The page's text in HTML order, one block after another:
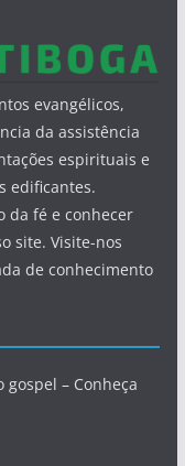
evangélicos,
da assistência
espirituais e
edificantes.
da fé e conhecer
site. Visite-nos
de conhecimento
– Conheça